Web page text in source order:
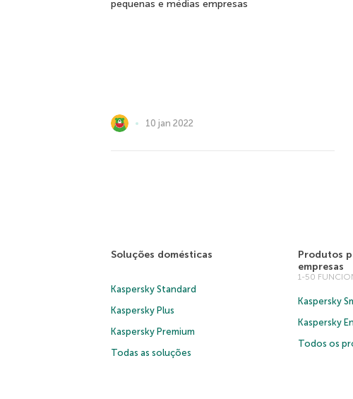
pequenas e médias empresas
10 jan 2022
Soluções domésticas
Kaspersky Standard
Kaspersky Plus
Kaspersky Premium
Todas as soluções
Produtos
empresas
1-50
Kaspersky
Kaspersky
Todos os